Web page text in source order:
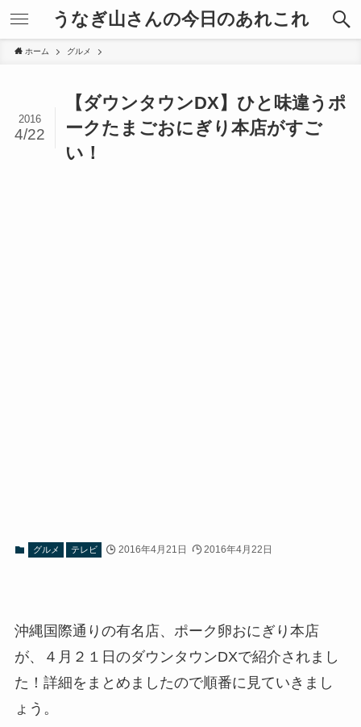
うなぎ山さんの今日のあれこれ
ホーム グルメ
【ダウンタウンDX】ひと味違うポ
ークたまごおにぎり本店がすご
い！
2016
4/22
グルメ テレビ 2016年4月21日 2016年4月22日
沖縄国際通りの有名店、ポーク卵おにぎり本店
が、４月２１日のダウンタウンDXで紹介されまし
た！詳細をまとめましたので順番に見ていきまし
ょう。